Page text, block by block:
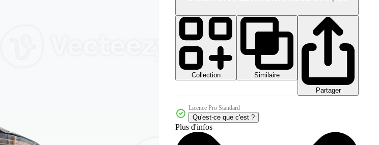
Collection
Similaire
Partager
Licence Pro Standard
Qu'est-ce que c'est ?
Plus d'infos